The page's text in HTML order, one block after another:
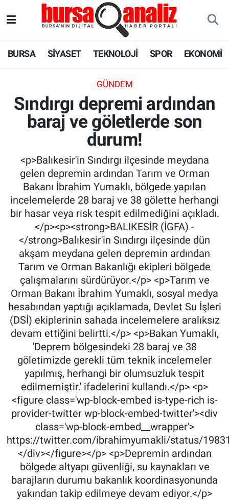
BURSA SİYASET TEKNOLOJİ SPOR EKONOMİ
GÜNDEM
Sındırgı depremi ardından
baraj ve göletlerde son
durum!
<p>Balıkesir'in Sındırgı ilçesinde meydana
gelen depremin ardından Tarım ve Orman
Bakanı İbrahim Yumaklı, bölgede yapılan
incelemelerde 28 baraj ve 38 gölette herhangi
bir hasar veya risk tespit edilmediğini açıkladı.
</p><p><strong>BALIKESİR (İGFA) -
</strong>Balıkesir'in Sındırgı ilçesinde dün
akşam meydana gelen depremin ardından
Tarım ve Orman Bakanlığı ekipleri bölgede
çalışmalarını sürdürüyor.</p> <p>Tarım ve
Orman Bakanı İbrahim Yumaklı, sosyal medya
hesabından yaptığı açıklamada, Devlet Su İşleri
(DSİ) ekiplerinin sahada incelemelere aralıksız
devam ettiğini belirtti.</p> <p>Bakan Yumaklı,
'Deprem bölgesindeki 28 baraj ve 38
göletimizde gerekli tüm teknik incelemeler
yapılmış, herhangi bir olumsuzluk tespit
edilmemiştir.' ifadelerini kullandı.</p> <p>
<figure class='wp-block-embed is-type-rich is-
provider-twitter wp-block-embed-twitter'><div
class='wp-block-embed__wrapper'>
https://twitter.com/ibrahimyumakli/status/
</div></figure></p> <p>Depremin ardından
bölgede altyapı güvenliği, su kaynakları ve
barajların durumu bakanlık koordinasyonunda
yakından takip edilmeye devam ediyor.</p>
SPOR
SAĞLIK
ASTROLOJİ
BLOG
Süper Lig Puan Durumu ve Fikstür
Son Dakika Haberleri
Haber Arşivi